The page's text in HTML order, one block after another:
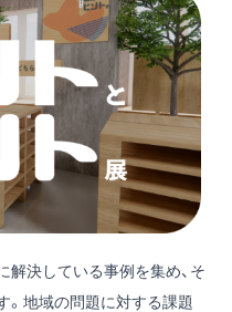
解決している事例を集め、そ
。地域の問題に対する課題